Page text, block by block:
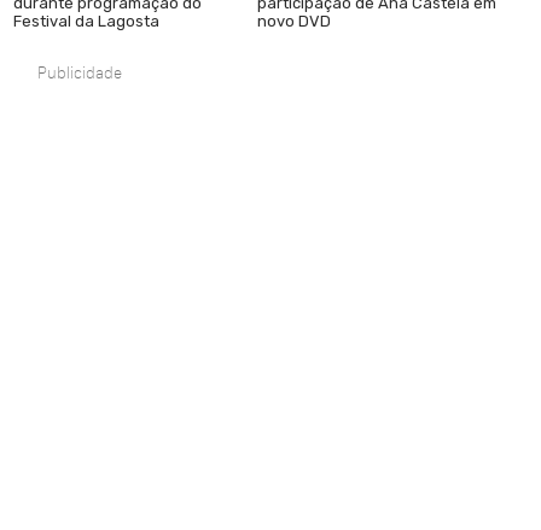
Festival da Lagosta
novo DVD
Publicidade